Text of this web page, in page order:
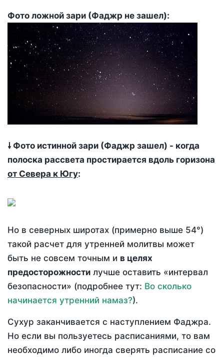
Фото ложной зари (Фаджр не зашел):
🠗 Фото истинной зари (Фаджр зашел) - когда
полоска рассвета простирается вдоль горизона
от Севера к Югу:
Но в северных широтах (примерно выше 54°)
такой расчет для утренней молитвы может
быть не совсем точным и в целях
предосторожности лучше оставить «интервал
безопасности» (подробнее тут: Во сколько
начинается утренний намаз?).
Сухур заканчивается с наступлением Фаджра.
Но если вы пользуетесь расписаниями, то вам
необходимо либо иногда сверять расписание со